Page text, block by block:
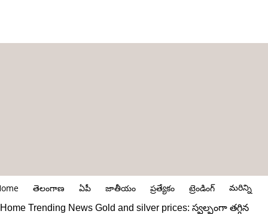
తెలంగాణ ఏపీ జాతీయం ప్రత్యేకం ట్రెండింగ్ మరిన్ని
Home Trending News Gold and silver prices: స్వల్పంగా తగ్గిన